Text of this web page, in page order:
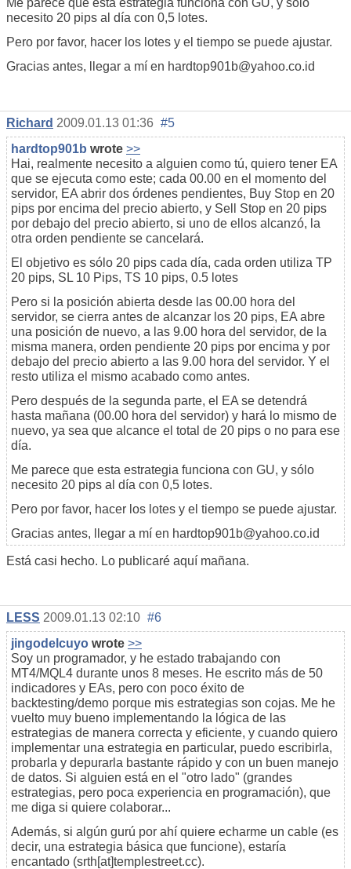
Me parece que esta estrategia funciona con GU, y sólo
necesito 20 pips al día con 0,5 lotes.
Pero por favor, hacer los lotes y el tiempo se puede ajustar.
Gracias antes, llegar a mí en hardtop901b@yahoo.co.id
Richard 2009.01.13 01:36 #5
hardtop901b wrote >>
Hai, realmente necesito a alguien como tú, quiero tener EA
que se ejecuta como este; cada 00.00 en el momento del
servidor, EA abrir dos órdenes pendientes, Buy Stop en 20
pips por encima del precio abierto, y Sell Stop en 20 pips
por debajo del precio abierto, si uno de ellos alcanzó, la
otra orden pendiente se cancelará.
El objetivo es sólo 20 pips cada día, cada orden utiliza TP
20 pips, SL 10 Pips, TS 10 pips, 0.5 lotes
Pero si la posición abierta desde las 00.00 hora del
servidor, se cierra antes de alcanzar los 20 pips, EA abre
una posición de nuevo, a las 9.00 hora del servidor, de la
misma manera, orden pendiente 20 pips por encima y por
debajo del precio abierto a las 9.00 hora del servidor. Y el
resto utiliza el mismo acabado como antes.
Pero después de la segunda parte, el EA se detendrá
hasta mañana (00.00 hora del servidor) y hará lo mismo de
nuevo, ya sea que alcance el total de 20 pips o no para ese
día.
Me parece que esta estrategia funciona con GU, y sólo
necesito 20 pips al día con 0,5 lotes.
Pero por favor, hacer los lotes y el tiempo se puede ajustar.
Gracias antes, llegar a mí en hardtop901b@yahoo.co.id
Está casi hecho. Lo publicaré aquí mañana.
LESS 2009.01.13 02:10 #6
jingodelcuyo wrote >>
Soy un programador, y he estado trabajando con
MT4/MQL4 durante unos 8 meses. He escrito más de 50
indicadores y EAs, pero con poco éxito de
backtesting/demo porque mis estrategias son cojas. Me he
vuelto muy bueno implementando la lógica de las
estrategias de manera correcta y eficiente, y cuando quiero
implementar una estrategia en particular, puedo escribirla,
probarla y depurarla bastante rápido y con un buen manejo
de datos. Si alguien está en el "otro lado" (grandes
estrategias, pero poca experiencia en programación), que
me diga si quiere colaborar...
Además, si algún gurú por ahí quiere echarme un cable (es
decir, una estrategia básica que funcione), estaría
encantado (srth[at]templestreet.cc).